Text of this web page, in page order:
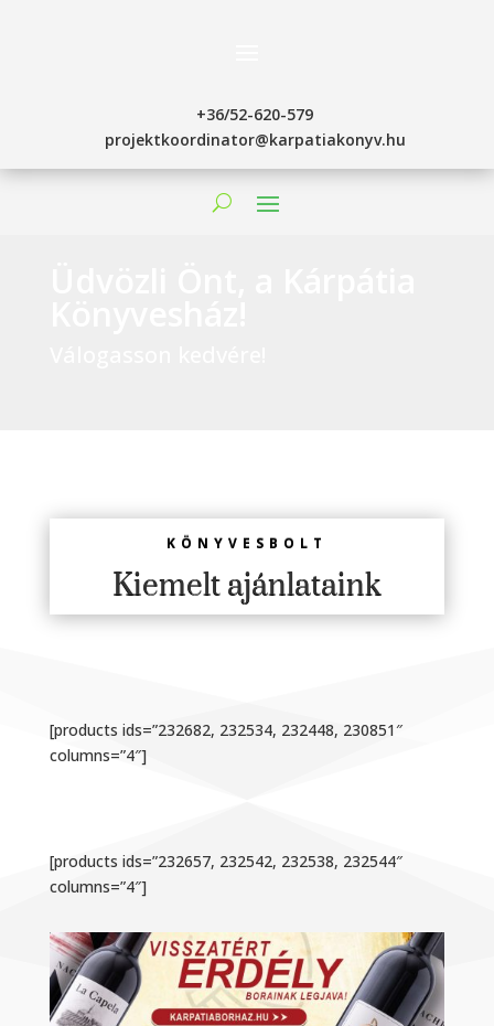
+36/52-620-579
projektkoordinator@karpatiakonyv.hu
KÖNYVESBOLT
Kiemelt ajánlataink
[products ids=”232682, 232534, 232448, 230851″
columns=”4″]
[products ids=”232657, 232542, 232538, 232544″
columns=”4″]